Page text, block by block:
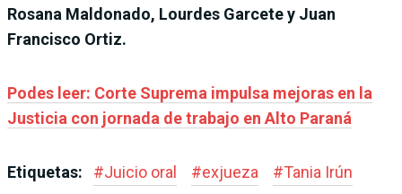
Rosana Maldonado, Lourdes Garcete y Juan
Francisco Ortiz.
Podes leer: Corte Suprema impulsa mejoras en la
Justicia con jornada de trabajo en Alto Paraná
Etiquetas: #Juicio oral #exjueza #Tania Irún